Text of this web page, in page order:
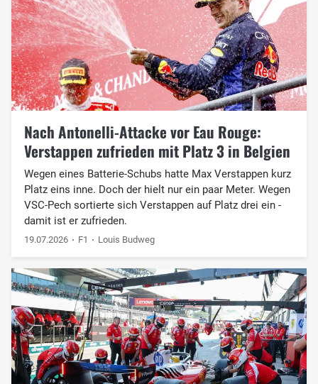
Nach Antonelli-Attacke vor Eau Rouge:
Verstappen zufrieden mit Platz 3 in Belgien
Wegen eines Batterie-Schubs hatte Max Verstappen kurz
Platz eins inne. Doch der hielt nur ein paar Meter. Wegen
VSC-Pech sortierte sich Verstappen auf Platz drei ein -
damit ist er zufrieden.
19.07.2026 F1 Louis Budweg